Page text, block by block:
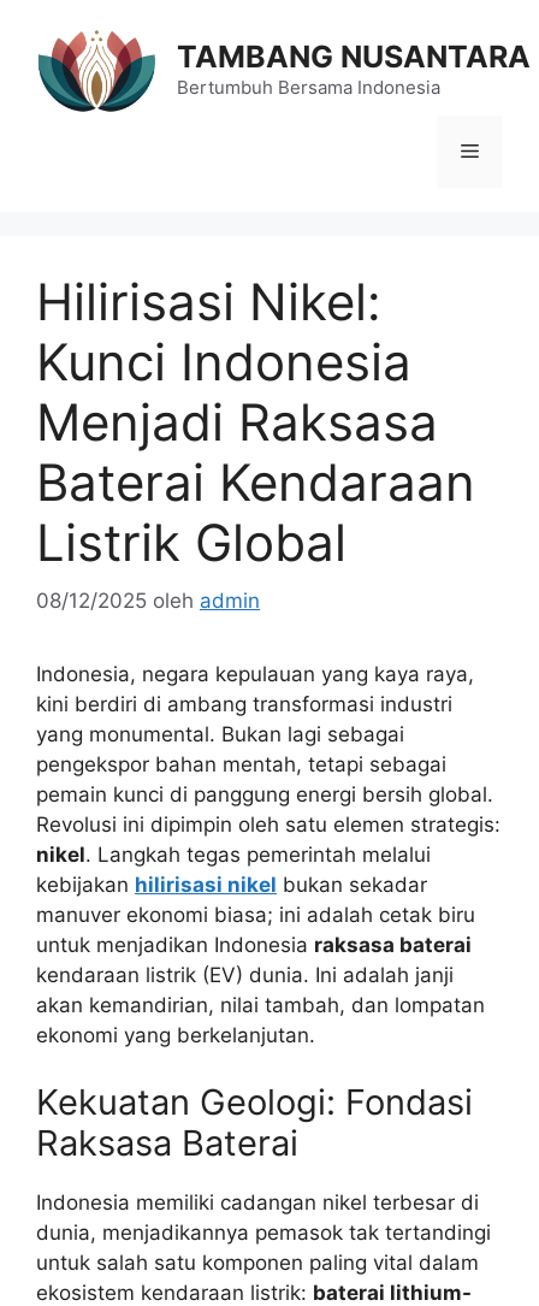
TAMBANG NUSANTARA
Bertumbuh Bersama Indonesia
Menu
Hilirisasi Nikel:
Kunci Indonesia
Menjadi Raksasa
Baterai Kendaraan
Listrik Global
08/12/2025 oleh admin
Indonesia, negara kepulauan yang kaya raya,
kini berdiri di ambang transformasi industri
yang monumental. Bukan lagi sebagai
pengekspor bahan mentah, tetapi sebagai
pemain kunci di panggung energi bersih global.
Revolusi ini dipimpin oleh satu elemen strategis:
nikel. Langkah tegas pemerintah melalui
kebijakan hilirisasi nikel bukan sekadar
manuver ekonomi biasa; ini adalah cetak biru
untuk menjadikan Indonesia raksasa baterai
kendaraan listrik (EV) dunia. Ini adalah janji
akan kemandirian, nilai tambah, dan lompatan
ekonomi yang berkelanjutan.
Kekuatan Geologi: Fondasi
Raksasa Baterai
Indonesia memiliki cadangan nikel terbesar di
dunia, menjadikannya pemasok tak tertandingi
untuk salah satu komponen paling vital dalam
ekosistem kendaraan listrik: baterai lithium-